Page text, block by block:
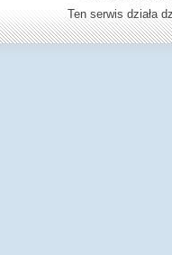
Ten serwis działa